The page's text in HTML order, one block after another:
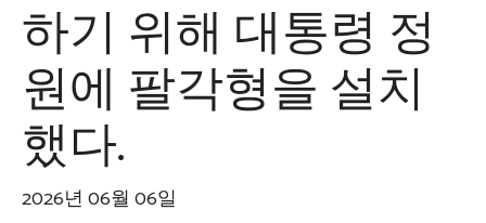
하기 위해 대통령 정
원에 팔각형을 설치
했다.
2026년 06월 06일